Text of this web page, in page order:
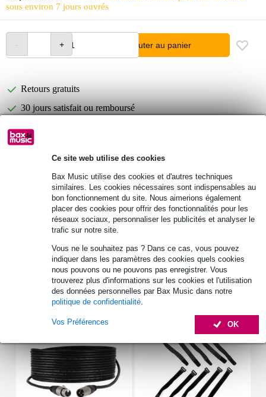
Ce site web utilise des cookies
Bax Music utilise des cookies et d'autres techniques
similaires. Les cookies nécessaires sont indispensables au
bon fonctionnement du site. Nous aimerions également
placer des cookies pour offrir des fonctionnalités pour les
réseaux sociaux, personnaliser les publicités et analyser le
trafic sur notre site.
Vous ne le souhaitez pas ? Dans ce cas, vous pouvez
indiquer dans les paramètres des cookies quels cookies
nous pouvons ou ne pouvons pas enregistrer. Vous
trouverez plus d'informations sur les cookies et l'utilisation
des données personnelles par Bax Music dans notre
politique de confidentialité
OK
Vos Préférences
sous environ 7 jours ouvrés
Ajouter au panier
Retours gratuits
30 jours satisfait ou remboursé
Retrait gratuit en magasin
Informations
type : résistance céramique
puissance_watt : 10 W
Afficher toutes les caractéristiques du produit
Accessoires (7)